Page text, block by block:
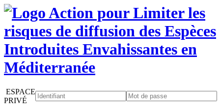
ESPACE
PRIVÉ